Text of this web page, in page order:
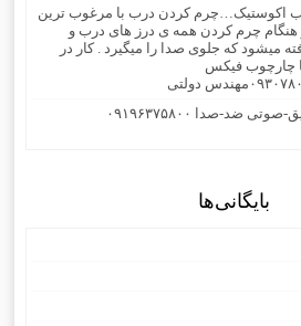
اکوستیک…چرم کردن درب با مرغوب ترین
چرم کردن همه ی درز های درب و
میشود که جلوی صدا را میگیرد . کار در
چارچوب فیکس
اکوستیک -درب عایق-صوتی ضد-صدا ۰۹۱۹۶۳۷۵۸۰۰
بایگانی‌ها